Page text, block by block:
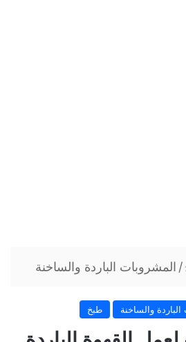
/ المشروبات الباردة والساخنة
والساخنة طبخ